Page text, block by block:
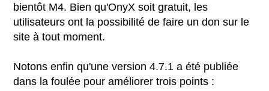
bientôt M4. Bien qu'OnyX soit gratuit, les
utilisateurs ont la possibilité de faire un don sur le
site à tout moment.
Notons enfin qu'une version 4.7.1 a été publiée
dans la foulée pour améliorer trois points :